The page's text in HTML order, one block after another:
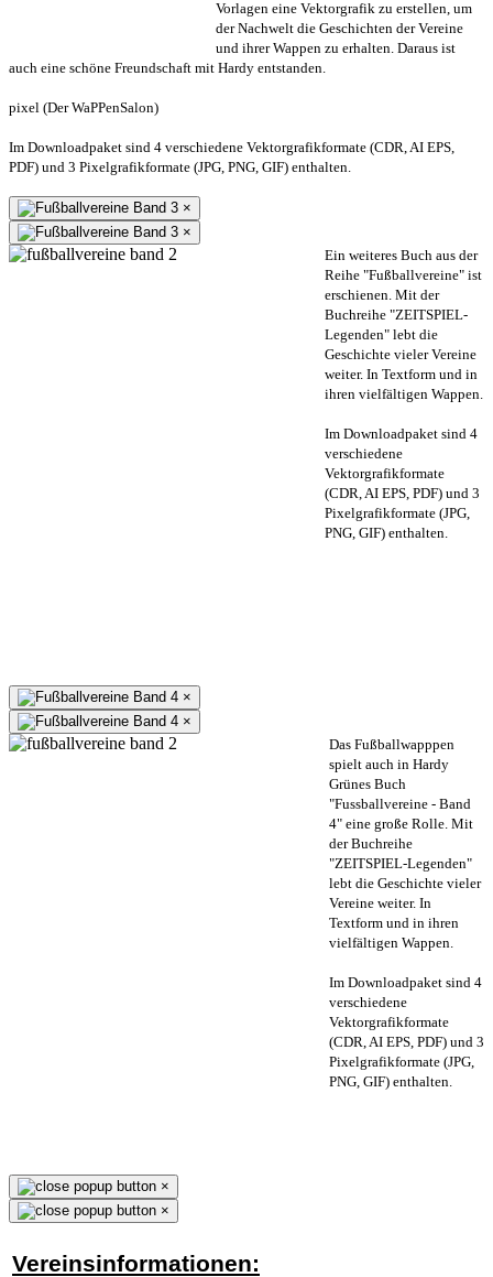
Vorlagen eine Vektorgrafik zu erstellen, um
der Nachwelt die Geschichten der Vereine
und ihrer Wappen zu erhalten. Daraus ist
auch eine schöne Freundschaft mit Hardy entstanden.
pixel (Der WaPPenSalon)
Im Downloadpaket sind 4 verschiedene Vektorgrafikformate (CDR, AI EPS,
PDF) und 3 Pixelgrafikformate (JPG, PNG, GIF) enthalten.
×
×
Ein weiteres Buch aus der
Reihe "Fußballvereine" ist
erschienen. Mit der
Buchreihe "ZEITSPIEL-
Legenden" lebt die
Geschichte vieler Vereine
weiter. In Textform und in
ihren vielfältigen Wappen.
Im Downloadpaket sind 4
verschiedene
Vektorgrafikformate
(CDR, AI EPS, PDF) und 3
Pixelgrafikformate (JPG,
PNG, GIF) enthalten.
×
×
Das Fußballwapppen
spielt auch in Hardy
Grünes Buch
"Fussballvereine - Band
4" eine große Rolle. Mit
der Buchreihe
"ZEITSPIEL-Legenden"
lebt die Geschichte vieler
Vereine weiter. In
Textform und in ihren
vielfältigen Wappen.
Im Downloadpaket sind 4
verschiedene
Vektorgrafikformate
(CDR, AI EPS, PDF) und 3
Pixelgrafikformate (JPG,
PNG, GIF) enthalten.
×
×
Vereinsinformationen: